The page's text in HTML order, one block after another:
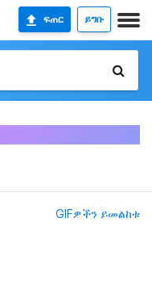
ፍጠር ይግቡ
GIFዎችን ይመልከቱ